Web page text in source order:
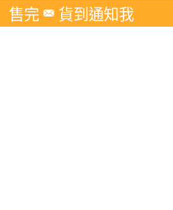
售完 貨到通知我